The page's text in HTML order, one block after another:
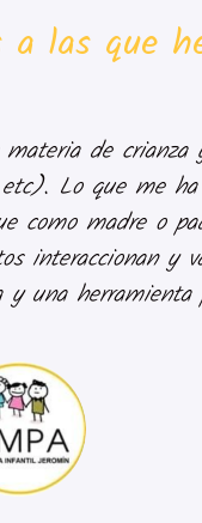
las que
de
Lo que me
como madre o
interaccionan y
una herramienta